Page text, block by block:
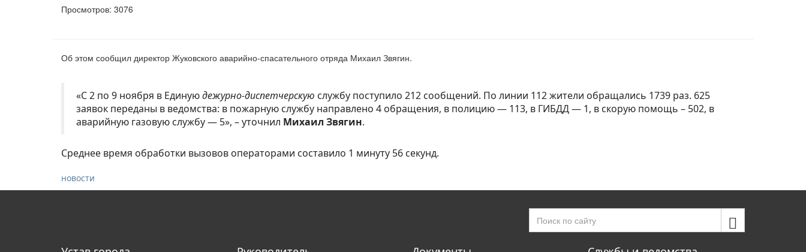
Просмотров: 3076
Об этом сообщил директор Жуковского аварийно-спасательного отряда Михаил Звягин.
«С 2 по 9 ноября в Единуюдежурно-диспетчерскую службу поступило 212 сообщений. По линии 112 жители обращались 1739 раз. 625
заявок переданы в ведомства: в пожарную службу направлено 4 обращения, в полицию — 113, в ГИБДД — 1, в скорую помощь – 502, в
аварийную газовую службу — 5», – уточнил Михаил Звягин.
Среднее время обработки вызовов операторами составило 1 минуту 56 секунд.
новости